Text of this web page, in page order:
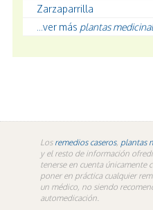
Zarzaparrilla
...ver más plantas
Los remedios caseros, plantas
y el resto de información
tenerse en cuenta únicamente
poner en práctica cualquier
un médico, no siendo
automedicación.